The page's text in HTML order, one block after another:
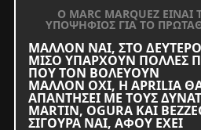
O MARC MARQUEZ
ΥΠΟΨΗΦΙΟΣ ΓΙΑ ΤΟ
ΜΑΛΛΟΝ ΝΑΙ, ΣΤΟ ΔΕΥΤΕΡΟ
ΜΙΣΟ ΥΠΑΡΧΟΥΝ ΠΟΛΛΕΣ
ΠΟΥ ΤΟΝ ΒΟΛΕΥΟΥΝ
ΜΑΛΛΟΝ ΟΧΙ, Η APRILIA
ΑΠΑΝΤΗΣΕΙ ΜΕ ΤΟΥΣ
MARTIN, OGURA KAI
ΣΙΓΟΥΡΑ ΝΑΙ, ΑΦΟΥ ΕΧΕΙ